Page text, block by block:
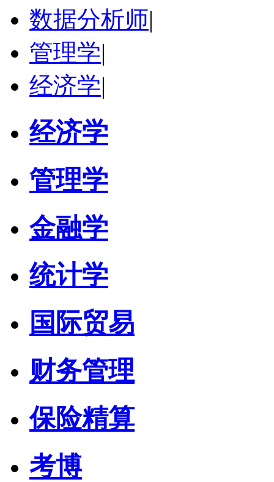
数据分析师|
管理学|
经济学|
经济学
管理学
金融学
统计学
国际贸易
财务管理
保险精算
考博